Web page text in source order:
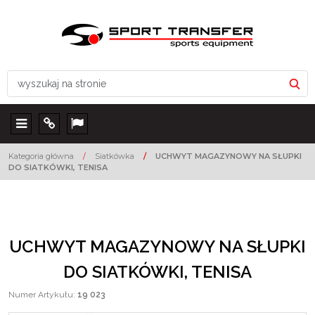
Menu Info Lang
Kategoria główna / Siatkówka /
UCHWYT MAGAZYNOWY NA SŁUPKI
DO SIATKÓWKI, TENISA
UCHWYT MAGAZYNOWY NA SŁUPKI
DO SIATKÓWKI, TENISA
Numer Artykułu: 19 023